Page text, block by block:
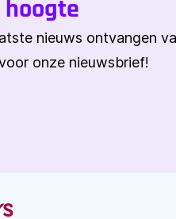
nieuws ontvangen
onze nieuwsbrief!